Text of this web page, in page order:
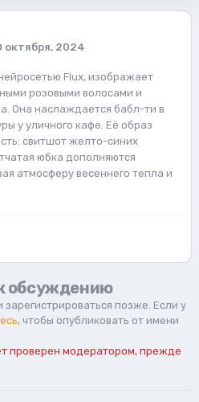
октября, 2024
Flux, изображает
розовыми волосами и
Она наслаждается бабл-ти в
у уличного кафе. Её образ
свитшот желто-синих
юбка дополняются
атмосферу весеннего тепла и
обсуждению
позже. Если у
, чтобы опубликовать от имени
проверен модератором, прежде